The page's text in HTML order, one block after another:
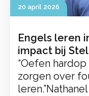
20 april 2026
Engels leren
impact bij
“Oefen
zorgen over